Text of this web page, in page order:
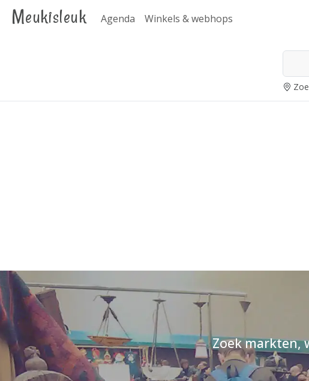
Meukisleuk Agenda Winkels & webhops
Zoek markten,